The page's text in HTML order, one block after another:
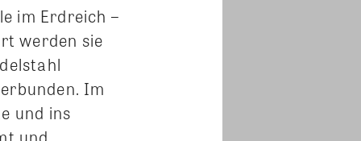
im Erdreich –
werden sie
Im
und ins